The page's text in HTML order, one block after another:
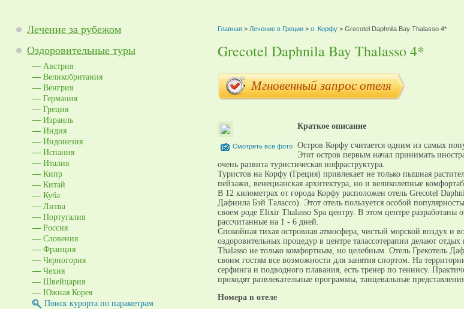
Лечение за рубежом
Оздоровительные туры
Австрия
Великобритания
Венгрия
Германия
Греция
Израиль
Индия
Индонезия
Испания
Италия
Кипр
Китай
Куба
Литва
Португалия
Россия
Словения
Франция
Черногория
Чехия
Швейцария
Южная Корея
Поиск курорта по параметрам
Главная> Лечение в Греции> о. Корфу> Grecotel Daphnila Bay Thalasso 4*
Grecotel Daphnila Bay Thalasso 4*
Мгновенный запрос отеля
Смотреть все фото
Краткое описание
Остров Корфу считается одним из самых
Этот остров первым начал принимать
очень развита туристическая инфраструктура.
Туристов на Корфу (Греция) привлекает не только пышная
пейзажи, венецианская архитектура, но и великолепные
В 12 километрах от города Корфу расположен отель Grecotel
Дафнила Бэй Талассо). Этот отель пользуется особой
своем роде Elixir Thalasso Spa центру. В этом центре разработаны
рассчитанные на 1 - 6 дней.
Спокойная тихая островная атмосфера, чистый морской воздух и
оздоровительных процедур в центре талассотерапии делают
Thalasso не только комфортным, но целебным. Отель Грекотель
своим гостям все возможности для занятия спортом. На
серфинга и подводного плавания, есть тренер по теннису.
проходят развлекательные программы, танцевальные
Номера в отеле